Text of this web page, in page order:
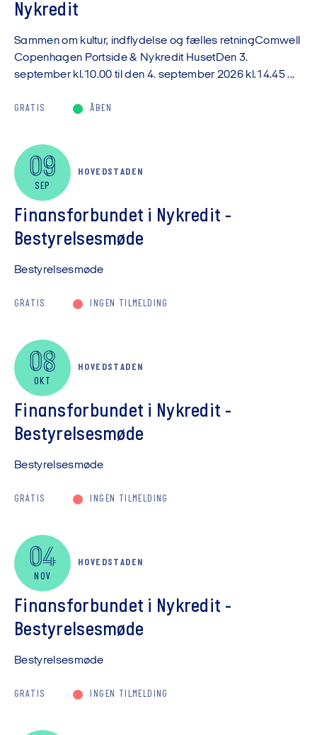
Nykredit
Sammen om kultur, indflydelse og fælles retningComwell
Copenhagen Portside & Nykredit HusetDen 3.
september kl.10.00 til den 4. september 2026 kl.14.45 ...
GRATIS ÅBEN
09
SEP
HOVEDSTADEN
Finansforbundet i Nykredit -
Bestyrelsesmøde
Bestyrelsesmøde
GRATIS INGEN TILMELDING
08
OKT
HOVEDSTADEN
Finansforbundet i Nykredit -
Bestyrelsesmøde
Bestyrelsesmøde
GRATIS INGEN TILMELDING
04
NOV
HOVEDSTADEN
Finansforbundet i Nykredit -
Bestyrelsesmøde
Bestyrelsesmøde
GRATIS INGEN TILMELDING